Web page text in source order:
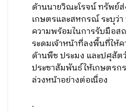
ด้านนายวิณะโรจน์ ทรัพย์
เกษตรและสหกรณ์ ระบุว่
ความพร้อมในการรับมือ
ระดมเจ้าหน้าที่ลงพื้นที่ให้
ด้านพืช ประมง และปศุสัต
ประชาสัมพันธ์ให้เกษตรก
ล่วงหน้าอย่างต่อเนื่อง
.